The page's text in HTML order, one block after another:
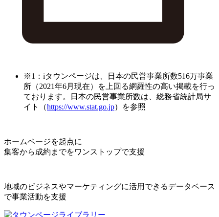
※1：iタウンページは、日本の民営事業所数516万事業
所（2021年6月現在）を上回る網羅性の高い掲載を行っ
ております。日本の民営事業所数は、総務省統計局サ
イト（https://www.stat.go.jp）を参照
ホームページを起点に
集客から成約までをワンストップで支援
地域のビジネスやマーケティングに活用できるデータベース
で事業活動を支援